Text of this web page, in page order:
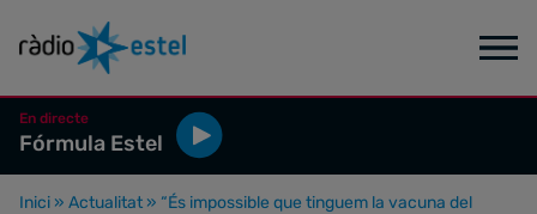
En directe
Fórmula Estel
Inici » Actualitat » “És impossible que tinguem la vacuna del